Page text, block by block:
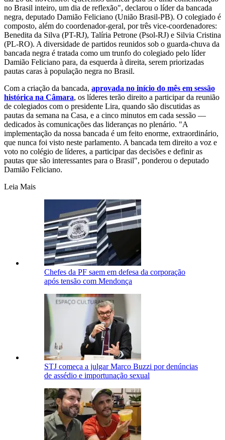
no Brasil inteiro, um dia de reflexão", declarou o líder da bancada
negra, deputado Damião Feliciano (União Brasil-PB). O colegiado é
composto, além do coordenador-geral, por três vice-coordenadores:
Benedita da Silva (PT-RJ), Talíria Petrone (Psol-RJ) e Silvia Cristina
(PL-RO). A diversidade de partidos reunidos sob o guarda-chuva da
bancada negra é tratada como um trunfo do colegiado pelo líder
Damião Feliciano para, da esquerda à direita, serem priorizadas
pautas caras à população negra no Brasil.
Com a criação da bancada, aprovada no início do mês em sessão
histórica na Câmara, os líderes terão direito a participar da reunião
de colegiados com o presidente Lira, quando são discutidas as
pautas da semana na Casa, e a cinco minutos em cada sessão —
dedicados às comunicações das lideranças no plenário. "A
implementação da nossa bancada é um feito enorme, extraordinário,
que nunca foi visto neste parlamento. A bancada tem direito a voz e
voto no colégio de líderes, a participar das decisões e definir as
pautas que são interessantes para o Brasil", ponderou o deputado
Damião Feliciano.
Leia Mais
Chefes da PF saem em defesa da corporação
após tensão com Mendonça
STJ começa a julgar Marco Buzzi por denúncias
de assédio e importunação sexual